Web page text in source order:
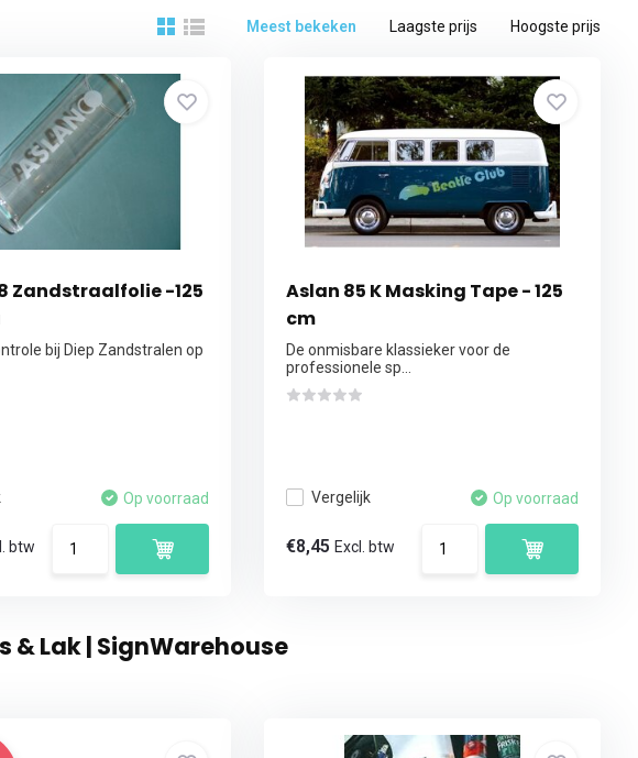
Meest bekeken Laagste prijs Hoogste prijs
Zandstraalfolie -125
bij Diep Zandstralen op
Op voorraad
btw
Aslan 85 K Masking Tape - 125
cm
De onmisbare klassieker voor de
professionele sp...
Vergelijk Op voorraad
€8,45Excl. btw
& Lak | SignWarehouse